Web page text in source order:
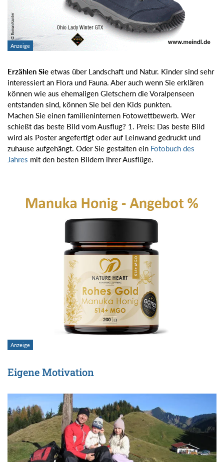
Erzählen Sie etwas über Landschaft und Natur. Kinder sind sehr
interessiert an Flora und Fauna. Aber auch wenn Sie erklären
können wie aus ehemaligen Gletschern die Voralpenseen
entstanden sind, können Sie bei den Kids punkten.
Machen Sie einen familieninternen Fotowettbewerb. Wer
schießt das beste Bild vom Ausflug? 1. Preis: Das beste Bild
wird als Poster angefertigt oder auf Leinwand gedruckt und
zuhause aufgehängt. Oder Sie gestalten ein Fotobuch des
Jahres mit den besten Bildern ihrer Ausflüge.
Eigene Motivation